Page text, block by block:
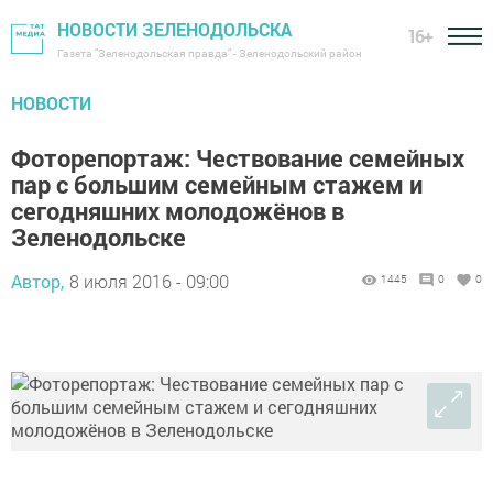
НОВОСТИ ЗЕЛЕНОДОЛЬСКА
Газета "Зеленодольская правда" - Зеленодольский район
16+
НОВОСТИ
Фоторепортаж: Чествование семейных
пар с большим семейным стажем и
сегодняшних молодожёнов в
Зеленодольске
Автор, 8 июля 2016 - 09:00 1445 0 0